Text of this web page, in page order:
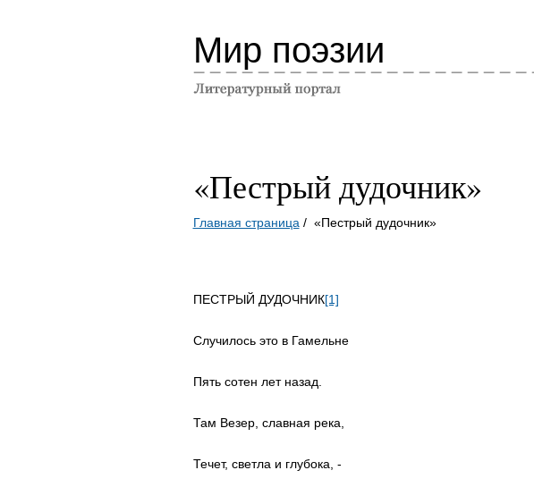
Мир поэзии
«Пестрый дудочник»
Главная страница / «Пестрый дудочник»
ПЕСТРЫЙ ДУДОЧНИК[1]
Случилось это в Гамельне
Пять сотен лет назад.
Там Везер, славная река,
Течет, светла и глубока, -